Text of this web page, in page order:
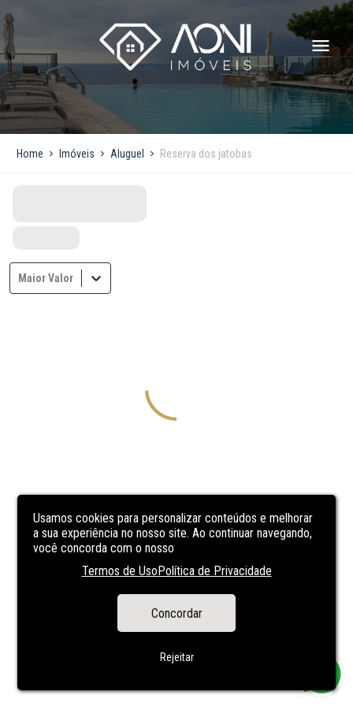
Usamos cookies para personalizar conteúdos e melhorar
a sua experiência no nosso site. Ao continuar navegando,
você concorda com o nosso
Termos de UsoPolítica de Privacidade
Concordar
Rejeitar
Home Imóveis Aluguel Reserva dos jatobas
Maior Valor